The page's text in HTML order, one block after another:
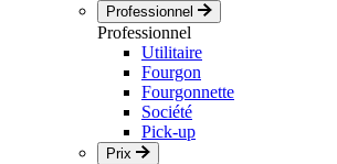
Professionnel
Professionnel
Utilitaire
Fourgon
Fourgonnette
Société
Pick-up
Prix